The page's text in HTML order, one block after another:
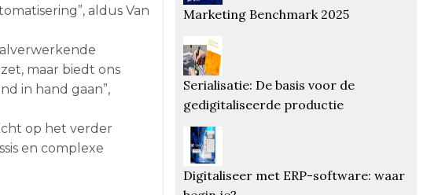
aldus Van
maar biedt ons
in hand gaan”,
op het verder
en complexe
Marketing Benchmark 2025
Serialisatie: De basis voor de
gedigitaliseerde productie
Digitaliseer met ERP-software: waar